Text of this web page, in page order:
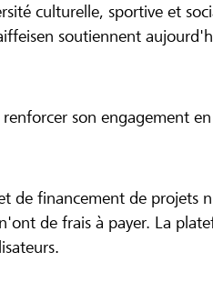
culturelle, sportive et
soutiennent
son engagement
de financement de projets
de frais à payer. La